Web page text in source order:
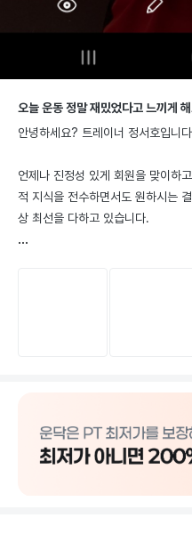
정서호선생님
검증 자격6
오늘 운동 정말 재밌었다고 느끼게
안녕하세요? 트레이너 정서호입니
언제나 진정성 있게 회원을 맞이하
적 지식을 전수하면서도 원하시는
상 최선을 다하고 있습니다.
제가 수업하고 계시는 많은 분들이
습니다. 수업 순간 순간 만족하는
게 연락주시면 언제든지 반갑게 맞